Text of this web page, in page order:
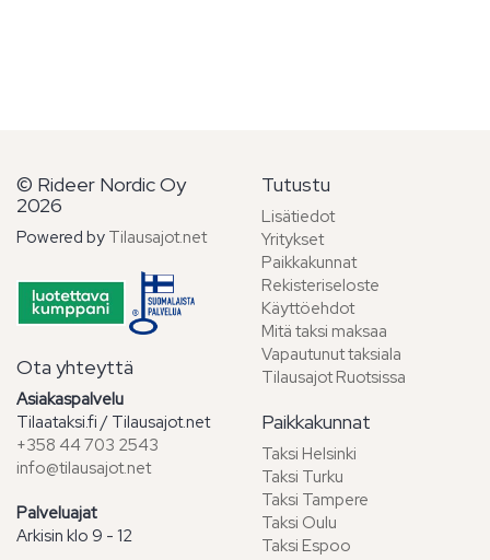
© Rideer Nordic Oy
2026
Powered by Tilausajot.net
Ota yhteyttä
Asiakaspalvelu
Tilaataksi.fi / Tilausajot.net
+358 44 703 2543
info@tilausajot.net
Palveluajat
Arkisin klo 9 - 12
Tutustu
Lisätiedot
Yritykset
Paikkakunnat
Rekisteriseloste
Käyttöehdot
Mitä taksi maksaa
Vapautunut taksiala
Tilausajot Ruotsissa
Paikkakunnat
Taksi Helsinki
Taksi Turku
Taksi Tampere
Taksi Oulu
Taksi Espoo